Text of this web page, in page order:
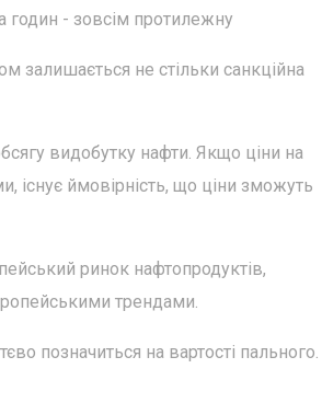
годин - зовсім протилежну
залишається не стільки санкційна
видобутку нафти. Якщо ціни на
існує ймовірність, що ціни зможуть
ринок нафтопродуктів,
трендами.
позначиться на вартості пального.